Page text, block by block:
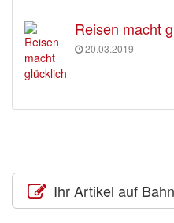
Reisen macht
20.03.2019
Ihr Artikel auf